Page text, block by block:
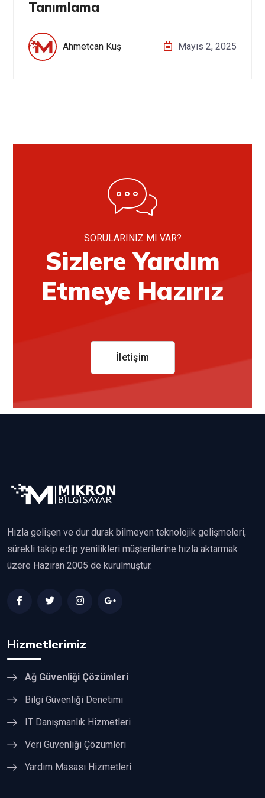
Tanımlama
Ahmetcan Kuş Mayıs 2, 2025
SORULARINIZ MI VAR?
Sizlere Yardım
Etmeye Hazırız
İletişim
Hızla gelişen ve dur durak bilmeyen teknolojik gelişmeleri,
sürekli takip edip yenilikleri müşterilerine hızla aktarmak
üzere Haziran 2005 de kurulmuştur.
Hizmetlerimiz
Ağ Güvenliği Çözümleri
Bilgi Güvenliği Denetimi
IT Danışmanlık Hizmetleri
Veri Güvenliği Çözümleri
Yardım Masası Hizmetleri